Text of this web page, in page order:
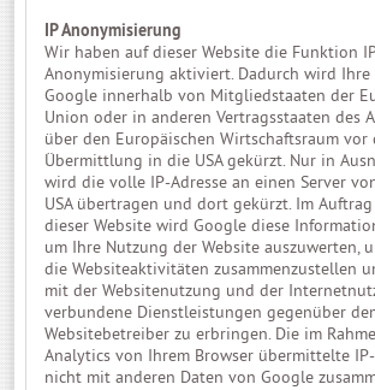
IP Anonymisierung
Wir haben auf dieser Website die Funktion
Anonymisierung aktiviert. Dadurch wird Ihre
Google innerhalb von Mitgliedstaaten der
Union oder in anderen Vertragsstaaten des
über den Europäischen Wirtschaftsraum vor
Übermittlung in die USA gekürzt. Nur in
wird die volle IP-Adresse an einen Server
USA übertragen und dort gekürzt. Im
dieser Website wird Google diese
um Ihre Nutzung der Website auszuwerten,
die Websiteaktivitäten zusammenzustellen
mit der Websitenutzung und der
verbundene Dienstleistungen gegenüber
Websitebetreiber zu erbringen. Die im
Analytics von Ihrem Browser übermittelte
nicht mit anderen Daten von Google